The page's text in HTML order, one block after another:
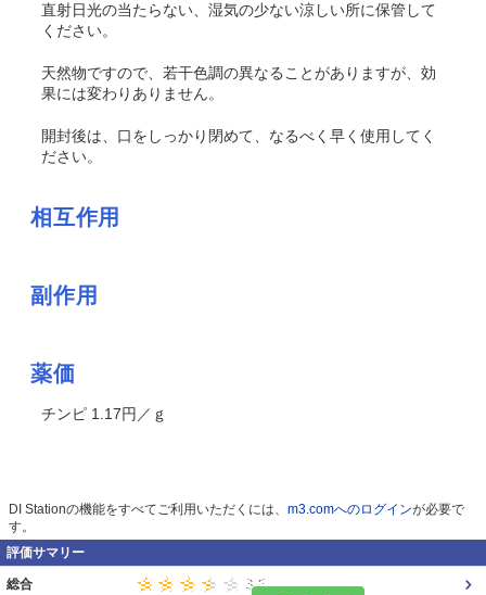
直射日光の当たらない、湿気の少ない涼しい所に保管して
ください。
天然物ですので、若干色調の異なることがありますが、効
果には変わりありません。
開封後は、口をしっかり閉めて、なるべく早く使用してく
ださい。
相互作用
副作用
薬価
チンピ 1.17円／ｇ
DI Stationの機能をすべてご利用いただくには、 m3.comへのログインが必要で
す。
評価サマリー
総合